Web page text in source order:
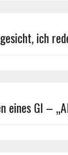
ich
eines GI –